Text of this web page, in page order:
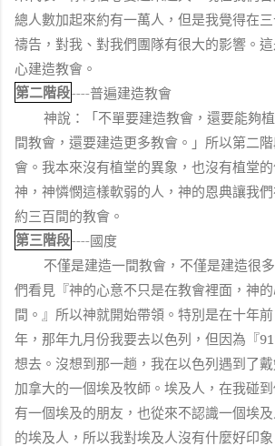
總人數加起來約有一萬人，但是我覺得在
禱告，對我、對我們團隊有很大的影響。
心建造教會。
第二階段----普遍建造教會
神說：「不單要建造教會，還要能夠
間教會，還要建造更多教會。」所以第二
會。我本來沒有植堂的異象，也沒有植堂
神，神憐憫這樣軟弱的人，神的恩典讓我
約三百間的教會。
第三階段----國度
不僅是建造一間教會，不僅是建造很
們看見『神的心意不只是在教會裡面，神
間。』所以神就開始帶領。特別是在十年
年，那年九月份我要去以色列，但因為『
想去。沒想到那一趟，我在以色列遇到了
加拿大的一個埃及牧師。埃及人，在我碰
有一個埃及的朋友，也從來不認識一個埃
的埃及人，所以我對埃及人沒有什麼好印